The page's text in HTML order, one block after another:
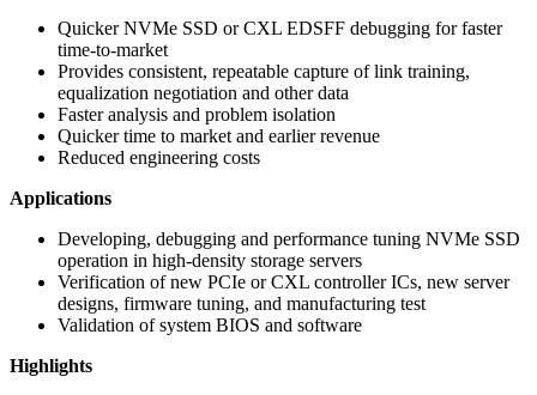
Quicker NVMe SSD or CXL EDSFF debugging for faster
time-to-market
Provides consistent, repeatable capture of link training,
equalization negotiation and other data
Faster analysis and problem isolation
Quicker time to market and earlier revenue
Reduced engineering costs
Applications
Developing, debugging and performance tuning NVMe SSD
operation in high-density storage servers
Verification of new PCIe or CXL controller ICs, new server
designs, firmware tuning, and manufacturing test
Validation of system BIOS and software
Highlights